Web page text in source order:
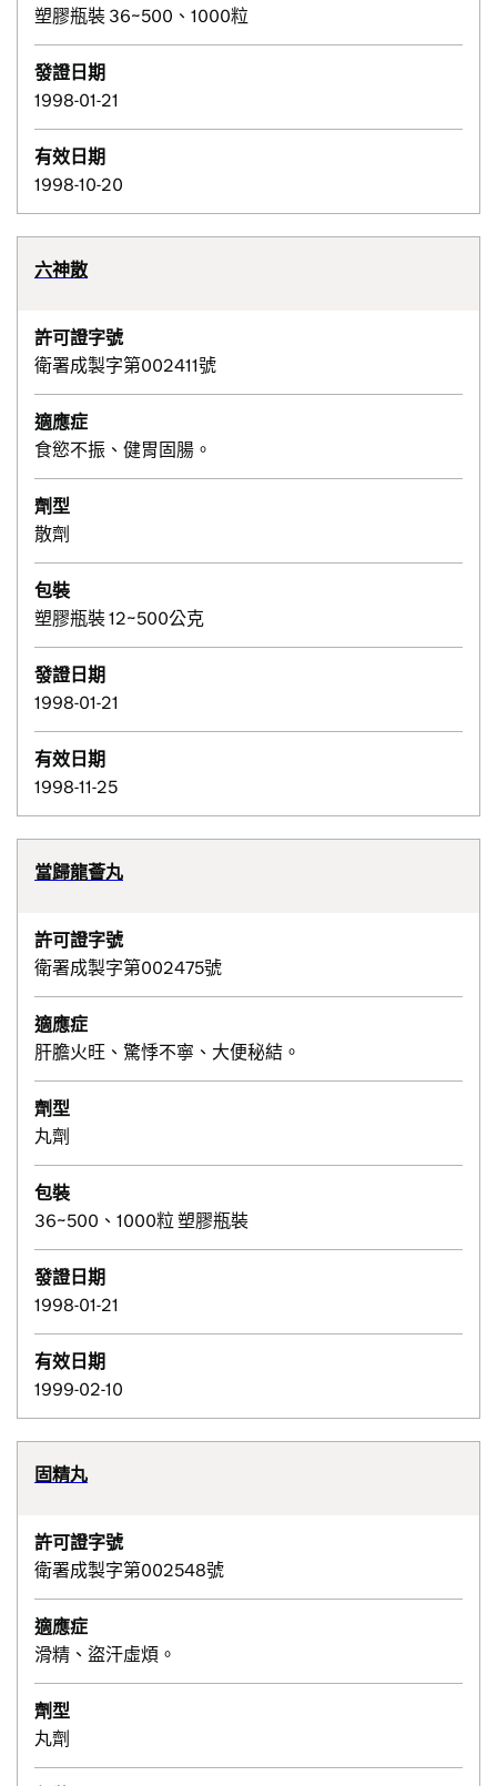
塑膠瓶裝 36~500、1000粒
發證日期
1998-01-21
有效日期
1998-10-20
六神散
許可證字號
衛署成製字第002411號
適應症
食慾不振、健胃固腸。
劑型
散劑
包裝
塑膠瓶裝 12~500公克
發證日期
1998-01-21
有效日期
1998-11-25
當歸龍薈丸
許可證字號
衛署成製字第002475號
適應症
肝膽火旺、驚悸不寧、大便秘結。
劑型
丸劑
包裝
36~500、1000粒 塑膠瓶裝
發證日期
1998-01-21
有效日期
1999-02-10
固精丸
許可證字號
衛署成製字第002548號
適應症
滑精、盜汗虛煩。
劑型
丸劑